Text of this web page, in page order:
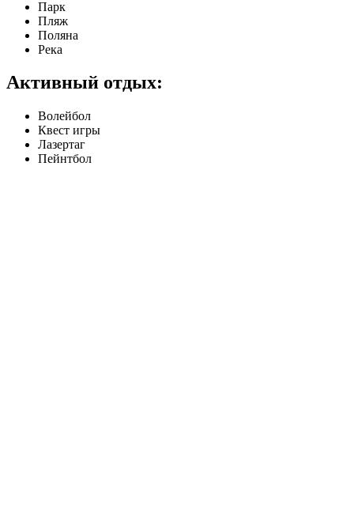
Парк
Пляж
Поляна
Река
Активный отдых:
Волейбол
Квест игры
Лазертаг
Пейнтбол